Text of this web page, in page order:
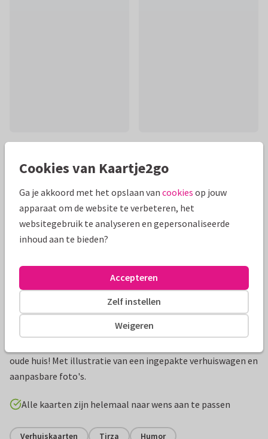
Mooie extra's bij je kaart
oude huis! Met illustratie van een ingepakte verhuiswagen en
aanpasbare foto's.
Alle kaarten zijn helemaal naar wens aan te passen
Verhuiskaarten Tirza Humor
Cookies van Kaartje2go
Ga je akkoord met het opslaan van cookies op jouw
apparaat om de website te verbeteren, het
websitegebruik te analyseren en gepersonaliseerde
inhoud aan te bieden?
Weigeren
Zelf instellen
Accepteren